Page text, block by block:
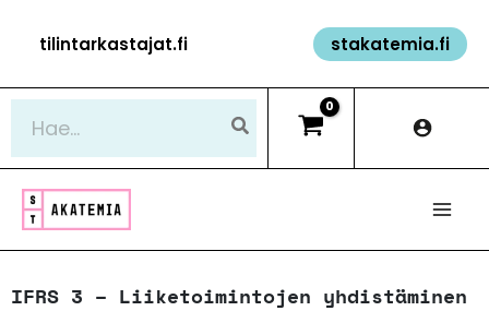
sisältöön
tilintarkastajat.fi stakatemia.fi
IFRS 3 – Liiketoimintojen yhdistäminen